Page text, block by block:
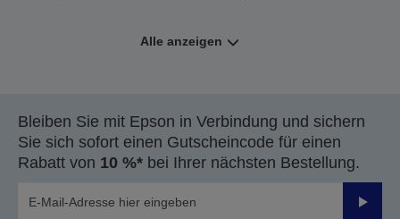
Alle anzeigen
Bleiben Sie mit Epson in Verbindung und sichern
Sie sich sofort einen Gutscheincode für einen
Rabatt von 10 %* bei Ihrer nächsten Bestellung.